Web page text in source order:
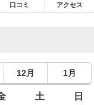
口コミ アクセス
12月 1月
土 日